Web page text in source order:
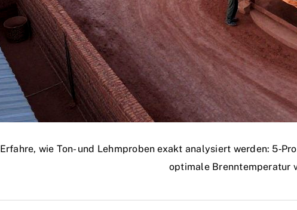
Erfahre, wie Ton- und Lehmproben exakt analysiert werden:
optimale Brenntemperatur